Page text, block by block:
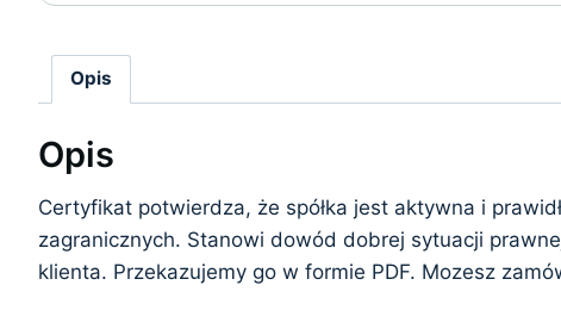
Opis
Opis
Certyfikat potwierdza, że spółka jest aktywna i
zagranicznych. Stanowi dowód dobrej sytuacji
klienta. Przekazujemy go w formie PDF. Mozesz